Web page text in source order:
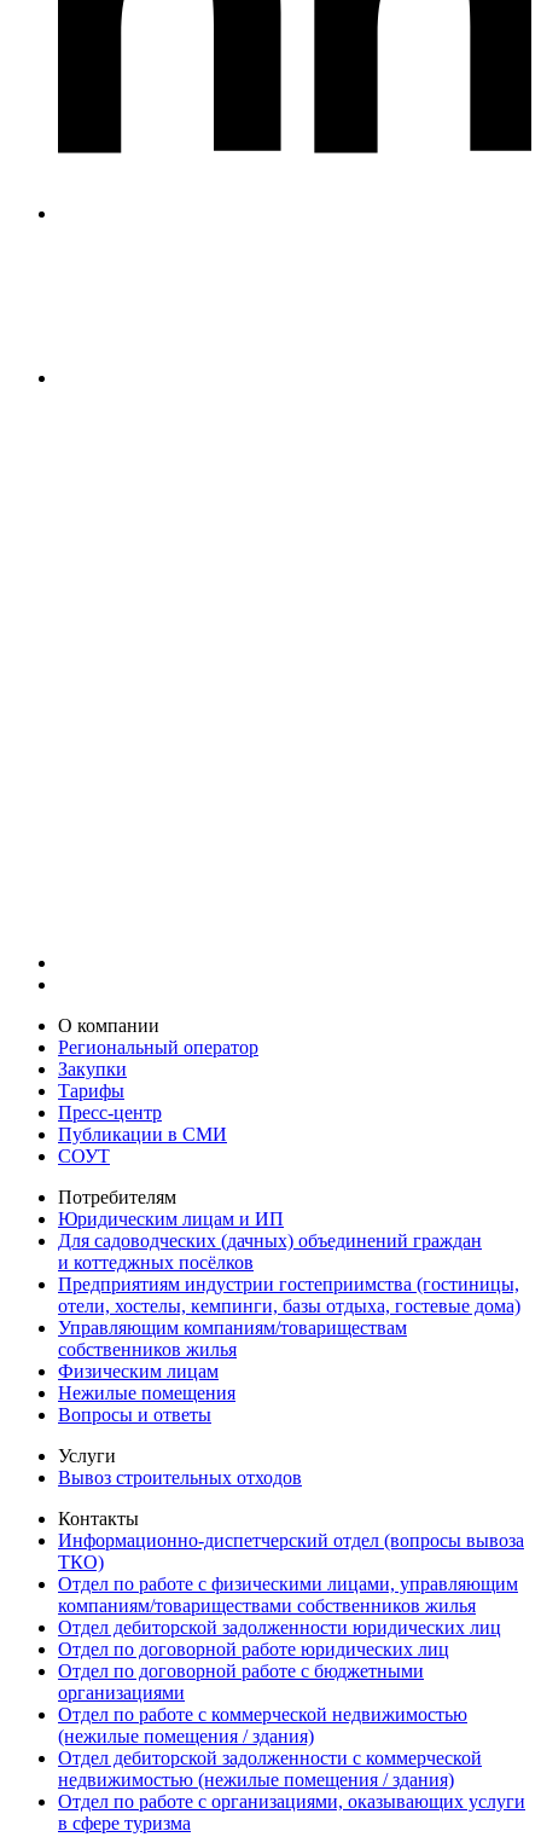
О компании
Региональный оператор
Закупки
Тарифы
Пресс-центр
Публикации в СМИ
СОУТ
Потребителям
Юридическим лицам и ИП
Для садоводческих (дачных) объединений граждан
и коттеджных посёлков
Предприятиям индустрии гостеприимства (гостиницы,
отели, хостелы, кемпинги, базы отдыха, гостевые дома)
Управляющим компаниям/товариществам
собственников жилья
Физическим лицам
Нежилые помещения
Вопросы и ответы
Услуги
Вывоз строительных отходов
Контакты
Информационно-диспетчерский отдел (вопросы вывоза
ТКО)
Отдел по работе с физическими лицами, управляющим
компаниям/товариществами собственников жилья
Отдел дебиторской задолженности юридических лиц
Отдел по договорной работе юридических лиц
Отдел по договорной работе с бюджетными
организациями
Отдел по работе с коммерческой недвижимостью
(нежилые помещения / здания)
Отдел дебиторской задолженности с коммерческой
недвижимостью (нежилые помещения / здания)
Отдел по работе с организациями, оказывающих услуги
в сфере туризма